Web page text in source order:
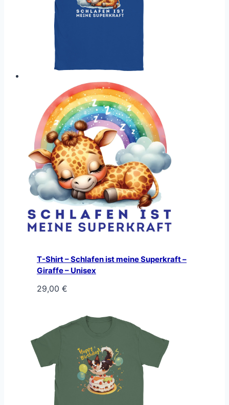
T-Shirt – Schlafen ist meine Superkraft –
Giraffe – Unisex
29,00 €